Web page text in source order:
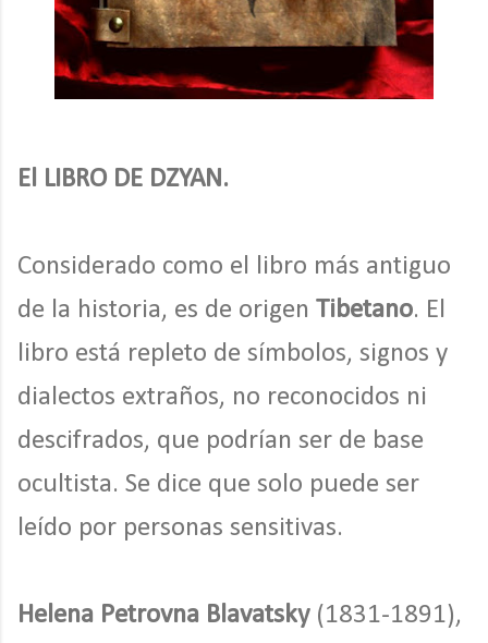
El LIBRO DE DZYAN.
Considerado como el libro más antiguo
de la historia, es de origen Tibetano. El
libro está repleto de símbolos, signos y
dialectos extraños, no reconocidos ni
descifrados, que podrían ser de base
ocultista. Se dice que solo puede ser
leído por personas sensitivas.
Helena Petrovna Blavatsky(1831-1891),